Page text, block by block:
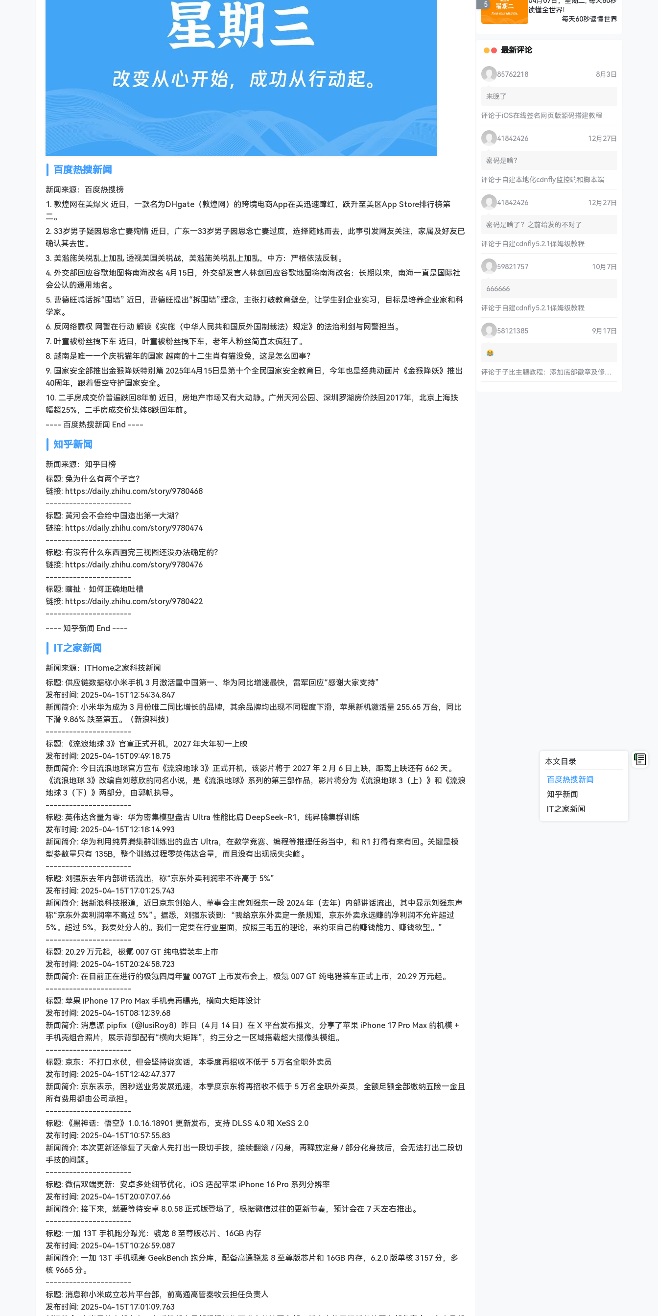
本文目录
百度热搜新闻
知乎新闻
IT之家新闻
百度热搜新闻
新闻来源：百度热搜榜
1. 敦煌网在美爆火 近日，一款名为DHgate（敦煌网）的跨境电商App在美迅速蹿红，跃升至美区App Store排行榜第
二。
2. 33岁男子疑因思念亡妻殉情 近日，广东一33岁男子因思念亡妻过度，选择随她而去，此事引发网友关注，家属及好友已
确认其去世。
3. 美滥施关税乱上加乱 透视美国关税战，美滥施关税乱上加乱，中方：严格依法反制。
4. 外交部回应谷歌地图将南海改名 4月15日，外交部发言人林剑回应谷歌地图将南海改名：长期以来，南海一直是国际社
会公认的通用地名。
5. 曹德旺喊话拆“围墙” 近日，曹德旺提出“拆围墙”理念，主张打破教育壁垒，让学生到企业实习，目标是培养企业家和科
学家。
6. 反网络霸权 网警在行动 解读《实施〈中华人民共和国反外国制裁法〉规定》的法治利剑与网警担当。
7. 叶童被粉丝拽下车 近日，叶童被粉丝拽下车，老年人粉丝简直太疯狂了。
8. 越南是唯一一个庆祝猫年的国家 越南的十二生肖有猫没兔，这是怎么回事？
9. 国家安全部推出金猴降妖特别篇 2025年4月15日是第十个全民国家安全教育日，今年也是经典动画片《金猴降妖》推出
40周年，跟着悟空守护国家安全。
10. 二手房成交价普遍跌回8年前 近日，房地产市场又有大动静。广州天河公园、深圳罗湖房价跌回2017年，北京上海跌
幅超25%，二手房成交价集体8跌回年前。
---- 百度热搜新闻 End ----
知乎新闻
新闻来源：知乎日榜
标题: 兔为什么有两个子宫？
链接: https://daily.zhihu.com/story/9780468
----------------------
标题: 黄河会不会给中国造出第一大湖？
链接: https://daily.zhihu.com/story/9780474
----------------------
标题: 有没有什么东西画完三视图还没办法确定的？
链接: https://daily.zhihu.com/story/9780476
----------------------
标题: 瞎扯 · 如何正确地吐槽
链接: https://daily.zhihu.com/story/9780422
----------------------
---- 知乎新闻 End ----
IT之家新闻
新闻来源：ITHome之家科技新闻
标题: 供应链数据称小米手机 3 月激活量中国第一、华为同比增速最快，雷军回应“感谢大家支持”
发布时间: 2025-04-15T12:54:34.847
新闻简介: 小米华为成为 3 月份唯二同比增长的品牌，其余品牌均出现不同程度下滑，苹果新机激活量 255.65 万台，同比
下滑 9.86% 跌至第五。（新浪科技）
----------------------
标题: 《流浪地球 3》官宣正式开机，2027 年大年初一上映
发布时间: 2025-04-15T09:49:18.75
新闻简介: 今日流浪地球官方宣布《流浪地球 3》正式开机，该影片将于 2027 年 2 月 6 日上映，距离上映还有 662 天。
《流浪地球 3》改编自刘慈欣的同名小说，是《流浪地球》系列的第三部作品，影片将分为《流浪地球 3（上）》和《流浪
地球 3（下）》两部分，由郭帆执导。
----------------------
标题: 英伟达含量为零：华为密集模型盘古 Ultra 性能比肩 DeepSeek-R1，纯昇腾集群训练
发布时间: 2025-04-15T12:18:14.993
新闻简介: 华为利用纯昇腾集群训练出的盘古 Ultra，在数学竞赛、编程等推理任务当中，和 R1 打得有来有回。关键是模
型参数量只有 135B，整个训练过程零英伟达含量，而且没有出现损失尖峰。
----------------------
标题: 刘强东去年内部讲话流出，称“京东外卖利润率不许高于 5%”
发布时间: 2025-04-15T17:01:25.743
新闻简介: 据新浪科技报道，近日京东创始人、董事会主席刘强东一段 2024 年（去年）内部讲话流出，其中显示刘强东声
称“京东外卖利润率不高过 5%”。据悉，刘强东谈到：“我给京东外卖定一条规矩，京东外卖永远赚的净利润不允许超过
5%。超过 5%，我要处分人的。我们一定要在行业里面，按照三毛五的理论，来约束自己的赚钱能力、赚钱欲望。”
----------------------
标题: 20.29 万元起，极氪 007 GT 纯电猎装车上市
发布时间: 2025-04-15T20:24:58.723
新闻简介: 在目前正在进行的极氪四周年暨 007GT 上市发布会上，极氪 007 GT 纯电猎装车正式上市，20.29 万元起。
----------------------
标题: 苹果 iPhone 17 Pro Max 手机壳再曝光，横向大矩阵设计
发布时间: 2025-04-15T08:12:39.68
新闻简介: 消息源 pipfix（@lusiRoy8）昨日（4 月 14 日）在 X 平台发布推文，分享了苹果 iPhone 17 Pro Max 的机模 +
手机壳组合照片，展示背部配有“横向大矩阵”，约三分之一区域搭载超大摄像头模组。
----------------------
标题: 京东：不打口水仗，但会坚持说实话，本季度再招收不低于 5 万名全职外卖员
发布时间: 2025-04-15T12:42:47.377
新闻简介: 京东表示，因秒送业务发展迅速，本季度京东将再招收不低于 5 万名全职外卖员，全额足额全部缴纳五险一金且
所有费用都由公司承担。
----------------------
标题: 《黑神话：悟空》1.0.16.18901 更新发布，支持 DLSS 4.0 和 XeSS 2.0
发布时间: 2025-04-15T10:57:55.83
新闻简介: 本次更新还修复了天命人先打出一段切手技，接续翻滚 / 闪身，再释放定身 / 部分化身技后，会无法打出二段切
手技的问题。
----------------------
标题: 微信双端更新：安卓多处细节优化，iOS 适配苹果 iPhone 16 Pro 系列分辨率
发布时间: 2025-04-15T20:07:07.66
新闻简介: 接下来，就要等待安卓 8.0.58 正式版登场了，根据微信过往的更新节奏，预计会在 7 天左右推出。
----------------------
标题: 一加 13T 手机跑分曝光：骁龙 8 至尊版芯片、16GB 内存
发布时间: 2025-04-15T10:26:59.087
新闻简介: 一加 13T 手机现身 GeekBench 跑分库，配备高通骁龙 8 至尊版芯片和 16GB 内存，6.2.0 版单核 3157 分，多
核 9665 分。
----------------------
标题: 消息称小米成立芯片平台部，前高通高管秦牧云担任负责人
发布时间: 2025-04-15T17:01:09.763
5
读懂全世界！
每天60秒读懂世界
最新评论
85762218 8月3日
来晚了
评论于iOS在线签名网页版源码搭建教程
41842426 12月27日
密码是啥？
评论于自建本地化cdnfly监控端和脚本端
41842426 12月27日
密码是啥了？之前给发的不对了
评论于自建cdnfly5.2.1保姆级教程
59821757 10月7日
666666
评论于自建cdnfly5.2.1保姆级教程
58121385 9月17日
评论于子比主题教程：添加底部徽章及修改链接和运行时间